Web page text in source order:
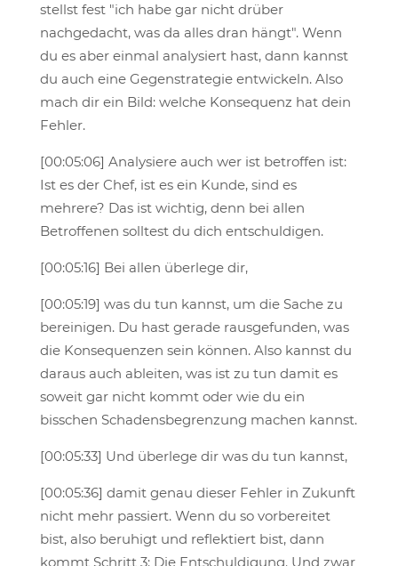
stellst fest "ich habe gar nicht drüber
nachgedacht, was da alles dran hängt". Wenn
du es aber einmal analysiert hast, dann kannst
du auch eine Gegenstrategie entwickeln. Also
mach dir ein Bild: welche Konsequenz hat dein
Fehler.
[00:05:06] Analysiere auch wer ist betroffen ist:
Ist es der Chef, ist es ein Kunde, sind es
mehrere? Das ist wichtig, denn bei allen
Betroffenen solltest du dich entschuldigen.
[00:05:16] Bei allen überlege dir,
[00:05:19] was du tun kannst, um die Sache zu
bereinigen. Du hast gerade rausgefunden, was
die Konsequenzen sein können. Also kannst du
daraus auch ableiten, was ist zu tun damit es
soweit gar nicht kommt oder wie du ein
bisschen Schadensbegrenzung machen kannst.
[00:05:33] Und überlege dir was du tun kannst,
[00:05:36] damit genau dieser Fehler in Zukunft
nicht mehr passiert. Wenn du so vorbereitet
bist, also beruhigt und reflektiert bist, dann
kommt Schritt 3: Die Entschuldigung. Und zwar